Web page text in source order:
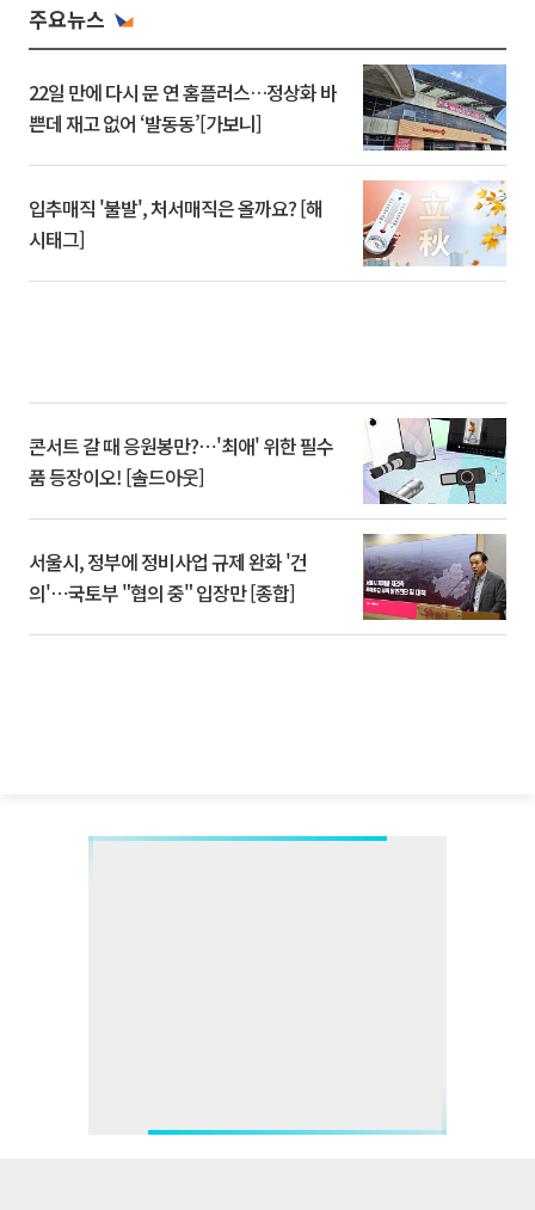
주요뉴스
22일 만에 다시 문 연 홈플러스…정상화 바
쁜데 재고 없어 ‘발동동’[가보니]
입추매직 '불발', 처서매직은 올까요? [해
시태그]
콘서트 갈 때 응원봉만?⋯'최애' 위한 필수
품 등장이오! [솔드아웃]
서울시, 정부에 정비사업 규제 완화 '건
의'⋯국토부 "협의 중" 입장만 [종합]